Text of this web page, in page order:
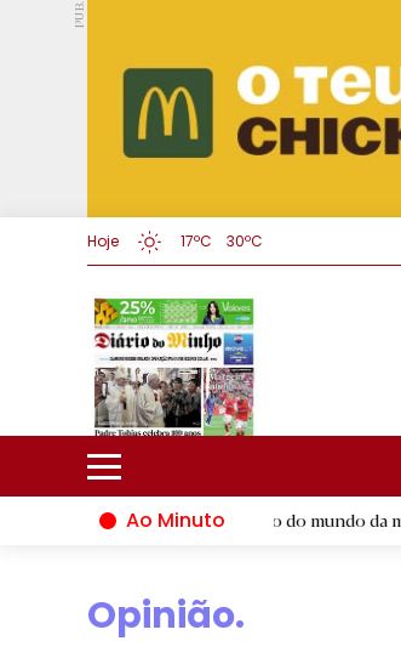
PUB.
Hoje 17ºC 30ºC
Ao Minuto
ao talento e à inovação do mundo da moda |
Opinião.